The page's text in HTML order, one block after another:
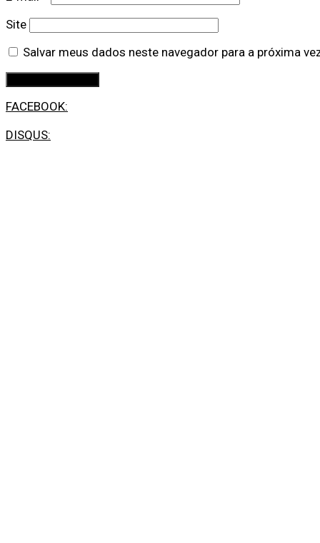
Site
Salvar meus dados neste navegador para a próxima
FACEBOOK:
DISQUS: